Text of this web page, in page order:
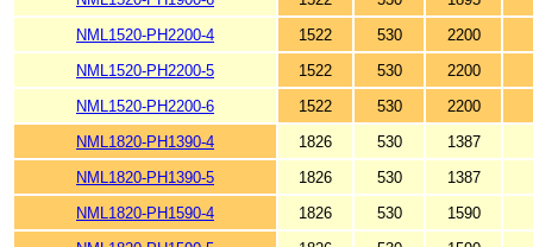
NML1520-PH2200-4
1522 530
2200
NML1520-PH2200-5
1522 530
2200
NML1520-PH2200-6
1522 530
2200
NML1820-PH1390-4
1826 530
1387
NML1820-PH1390-5
1826 530
1387
NML1820-PH1590-4
1826 530
1590